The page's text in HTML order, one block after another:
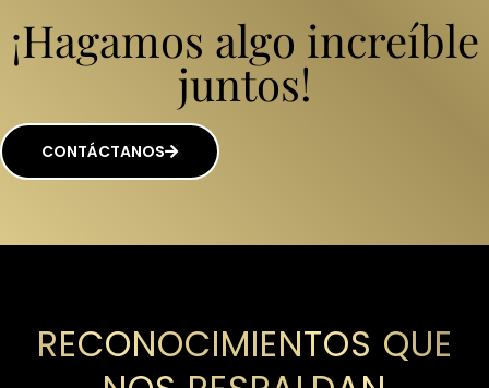
¡Hagamos algo increíble
juntos!
CONTÁCTANOS
RECONOCIMIENTOS QUE